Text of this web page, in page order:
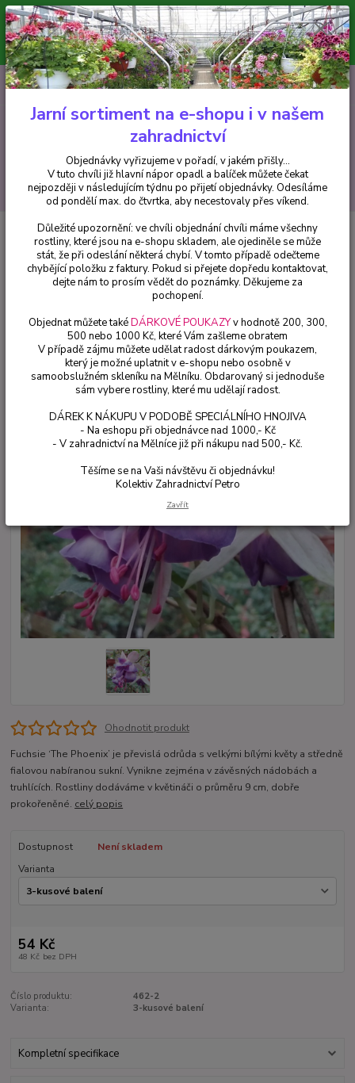
Minimální hodnota pro odeslání z e-shopu je 300 Kč.
V tuto chvíli již hlavní nápor objednávek opadl a balíček můžete čekat
nejpozději v následujícím týdnu po přijetí objednávky. Objednávky
vyřizujeme v pořadí, v jakém přišly...
CZK
Hledat
+420 602 223 614 0ks
za0 Kč
Fuchsie The Phoenix Fuchsie - cena za kus v 3-kusovém balení
The Phoenix Fuchsie - cena za kus
v 3-kusovém balení
Ohodnotit produkt
Fuchsie ‘The Phoenix’ je převislá odrůda s velkými bílými květy a středně
fialovou nabíranou sukní. Vynikne zejména v závěsných nádobách a
truhlících. Rostliny dodáváme v květináči o průměru 9 cm, dobře
prokořeněné. celý popis
Dostupnost
Není skladem
Varianta
54 Kč
48 Kč bez DPH
Číslo produktu:
462-2
Varianta:
3-kusové balení
Kompletní specifikace
Jarní sortiment na e-shopu i v našem
zahradnictví
Objednávky vyřizujeme v pořadí, v jakém přišly...
V tuto chvíli již hlavní nápor opadl a balíček můžete čekat
nejpozději v následujícím týdnu po přijetí objednávky. Odesíláme
od pondělí max. do čtvrtka, aby necestovaly přes víkend.
Důležité upozornění: ve chvíli objednání chvíli máme všechny
rostliny, které jsou na e-shopu skladem, ale ojediněle se může
stát, že při odeslání některá chybí. V tomto případě odečteme
chybějící položku z faktury. Pokud si přejete dopředu kontaktovat,
dejte nám to prosím vědět do poznámky. Děkujeme za
pochopení.
Objednat můžete takéDÁRKOVÉ POUKAZYv hodnotě 200, 300,
500 nebo 1000 Kč, které Vám zašleme obratem
V případě zájmu můžete udělat radost dárkovým poukazem,
který je možné uplatnit v e-shopu nebo osobně v
samoobslužném skleníku na Mělníku. Obdarovaný si jednoduše
sám vybere rostliny, které mu udělají radost.
DÁREK K NÁKUPU V PODOBĚ SPECIÁLNÍHO HNOJIVA
- Na eshopu při objednávce nad 1000,- Kč
- V zahradnictví na Mělníce již při nákupu nad 500,- Kč.
Těšíme se na Vaši návštěvu či objednávku!
Kolektiv Zahradnictví Petro
Zavřít